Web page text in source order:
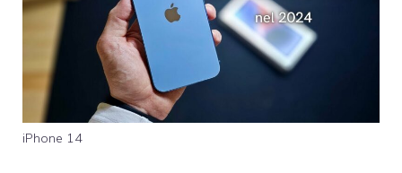
iPhone 14